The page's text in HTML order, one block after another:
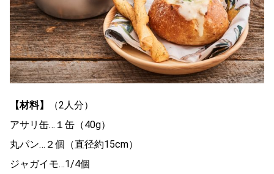
【材料】
（2人分）
アサリ缶…１缶（40g）
丸パン…２個（直径約15cm）
ジャガイモ…1/4個